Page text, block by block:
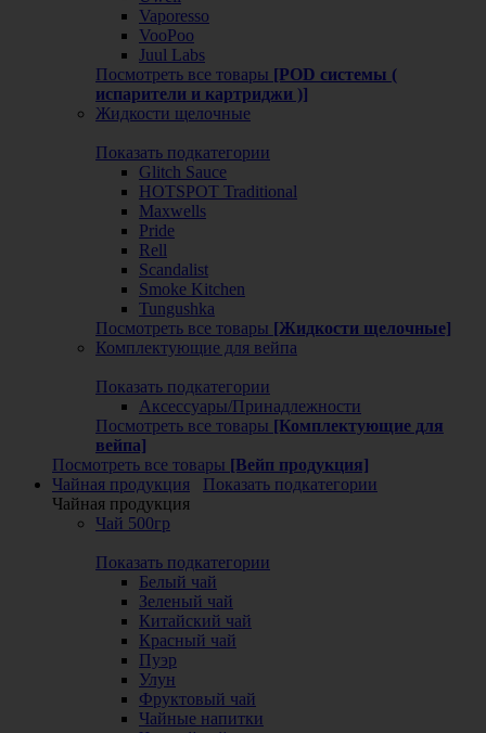
Vaporesso
VooPoo
Juul Labs
Посмотреть все товары [POD системы (
испарители и картриджи )]
Жидкости щелочные
Показать подкатегории
Glitch Sauce
HOTSPOT Traditional
Maxwells
Pride
Rell
Scandalist
Smoke Kitchen
Tungushka
Посмотреть все товары [Жидкости щелочные]
Комплектующие для вейпа
Показать подкатегории
Аксессуары/Принадлежности
Посмотреть все товары [Комплектующие для
вейпа]
Посмотреть все товары [Вейп продукция]
Чайная продукция
Показать подкатегории
Чайная продукция
Чай 500гр
Показать подкатегории
Белый чай
Зеленый чай
Китайский чай
Красный чай
Пуэр
Улун
Фруктовый чай
Чайные напитки